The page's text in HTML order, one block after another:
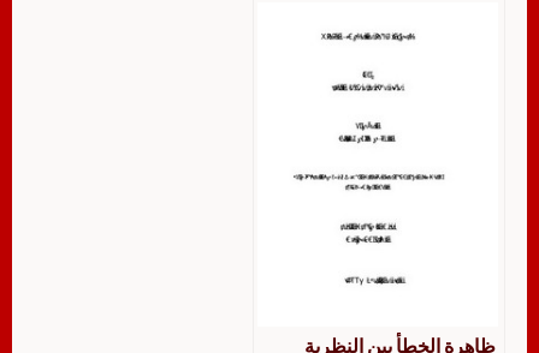
ظاهرة الخطأ بين النظرية